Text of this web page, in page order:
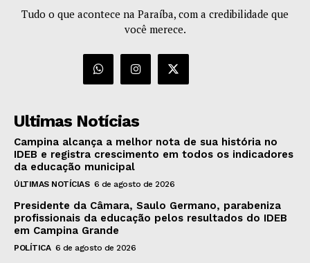
Tudo o que acontece na Paraíba, com a credibilidade que
você merece.
Ultimas Notícias
Campina alcança a melhor nota de sua história no
IDEB e registra crescimento em todos os indicadores
da educação municipal
ÚLTIMAS NOTÍCIAS 6 de agosto de 2026
Presidente da Câmara, Saulo Germano, parabeniza
profissionais da educação pelos resultados do IDEB
em Campina Grande
POLÍTICA 6 de agosto de 2026